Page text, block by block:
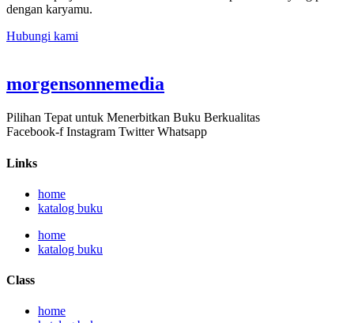
dengan karyamu.
Hubungi kami
morgensonnemedia
Pilihan Tepat untuk Menerbitkan Buku Berkualitas
Facebook-f Instagram Twitter Whatsapp
Links
home
katalog buku
home
katalog buku
Class
home